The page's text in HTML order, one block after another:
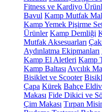
Fitness ve Kardiyo
Bavul Kamp Mutfak
Kamp Yemek Pişirme
Ürünler Kamp Demliği
Mutfak Aksesuarları
Aydınlatma Ekipmanları
Kamp El Aletleri Kamp
Kamp Baltası Avcılık
Bisiklet ve Scooter
Çapa Kürek Bahçe
Makası Fide Dikici ve
Çim Makası Tırpan